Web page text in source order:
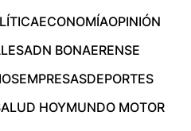
ECONOMÍAOPINIÓN
ADN BONAERENSE
EMPRESASDEPORTES
HOYMUNDO MOTOR